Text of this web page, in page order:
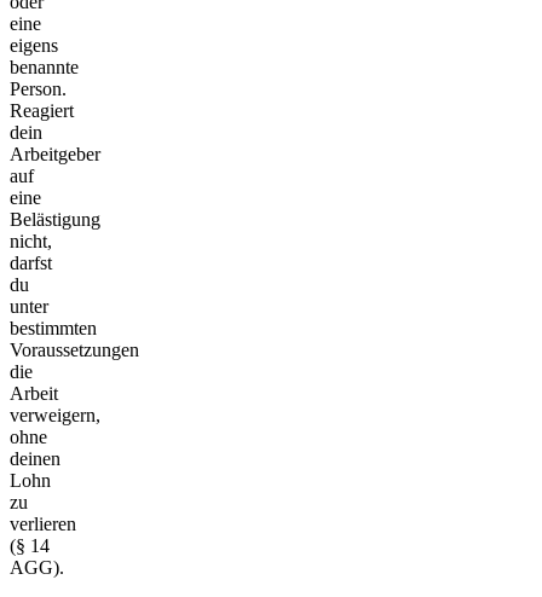
eine
eigens
benannte
Person.
Reagiert
dein
Arbeitgeber
auf
eine
Belästigung
nicht,
darfst
du
unter
bestimmten
Voraussetzungen
die
Arbeit
verweigern,
ohne
deinen
Lohn
zu
verlieren
(§ 14
AGG).